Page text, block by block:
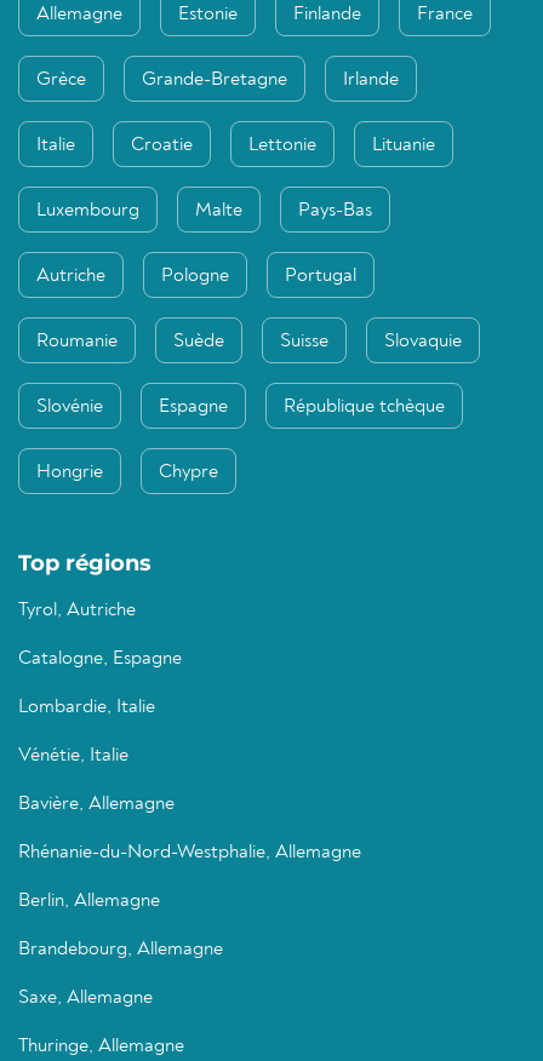
Allemagne Estonie Finlande France
Grèce Grande-Bretagne Irlande
Italie Croatie Lettonie Lituanie
Luxembourg Malte Pays-Bas
Autriche Pologne Portugal
Roumanie Suède Suisse Slovaquie
Slovénie Espagne République tchèque
Hongrie Chypre
Top régions
Tyrol, Autriche
Catalogne, Espagne
Lombardie, Italie
Vénétie, Italie
Bavière, Allemagne
Rhénanie-du-Nord-Westphalie, Allemagne
Berlin, Allemagne
Brandebourg, Allemagne
Saxe, Allemagne
Thuringe, Allemagne